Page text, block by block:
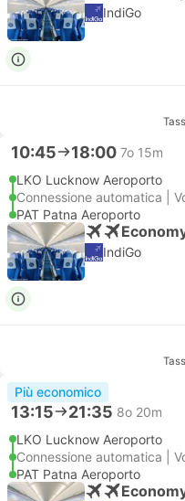
IndiGo
10:45 18:00 7o 15m
LKO Lucknow Aeroporto
Connessione automatica |
PAT Patna Aeroporto
IndiGo
Più economico
13:15 21:35 8o 20m
LKO Lucknow Aeroporto
Connessione automatica |
PAT Patna Aeroporto